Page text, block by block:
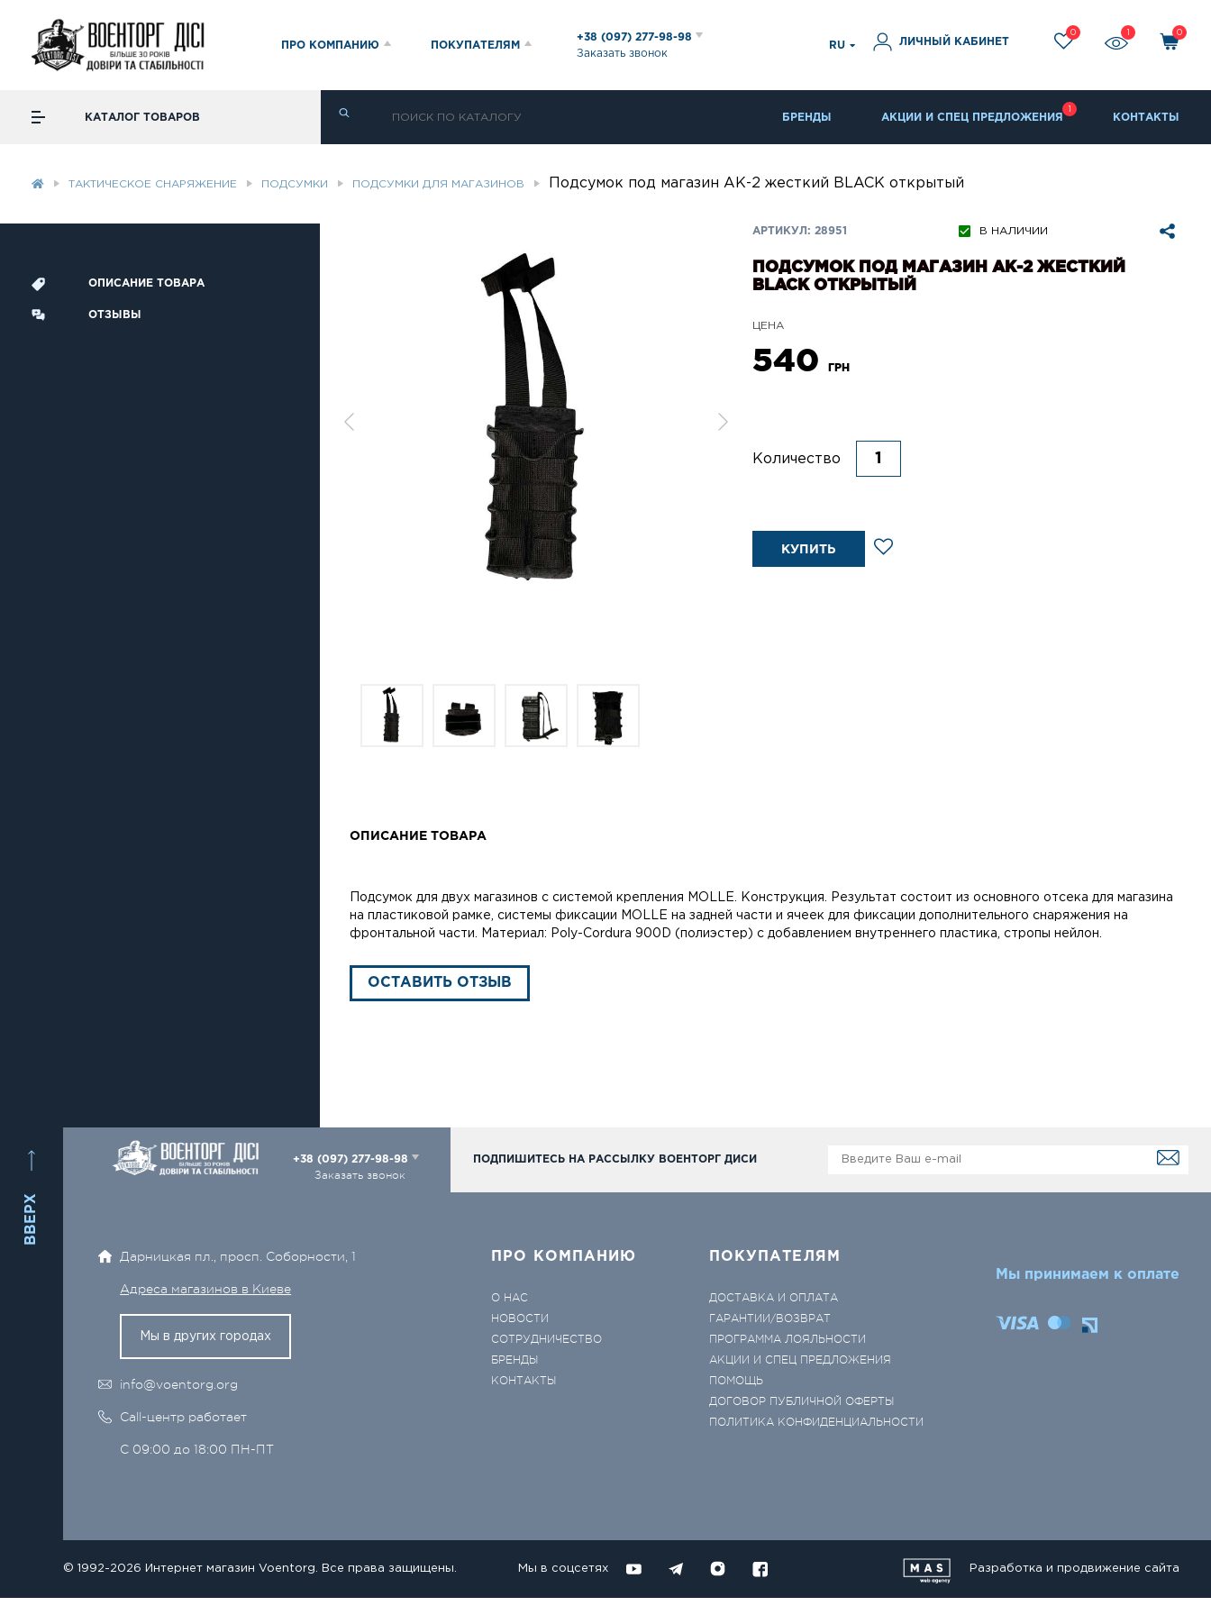
ПРО КОМПАНИЮ ПОКУПАТЕЛЯМ
+38 (097) 277-98-98
Заказать звонок
RU ЛИЧНЫЙ КАБИНЕТ
0 0
КАТАЛОГ ТОВАРОВ БРЕНДЫ АКЦИИ И СПЕЦ ПРЕДЛОЖЕНИЯ КОНТАКТЫ
ТАКТИЧЕСКОЕ СНАРЯЖЕНИЕ ПОДСУМКИ ПОДСУМКИ ДЛЯ МАГАЗИНОВ Подсумок под магазин АК-2 жесткий BLACK открытый
ОПИСАНИЕ ТОВАРА
ОТЗЫВЫ
АРТИКУЛ: 28951 В НАЛИЧИИ
ПОДСУМОК ПОД МАГАЗИН АК-2 ЖЕСТКИЙ
BLACK ОТКРЫТЫЙ
ЦЕНА
540 ГРН
Количество
КУПИТЬ
ОПИСАНИЕ ТОВАРА
Подсумок для двух магазинов с системой крепления MOLLE. Конструкция. Результат состоит из основного отсека для магазина
на пластиковой рамке, системы фиксации MOLLE на задней части и ячеек для фиксации дополнительного снаряжения на
фронтальной части. Материал: Poly-Cordura 900D (полиэстер) с добавлением внутреннего пластика, стропы нейлон.
ОСТАВИТЬ ОТЗЫВ
ВВЕРХ
+38 (097) 277-98-98
Заказать звонок
ПОДПИШИТЕСЬ НА РАССЫЛКУ ВОЕНТОРГ ДИСИ
Дарницкая пл., просп. Соборности, 1
Адреса магазинов в Киеве
Мы в других городах
info@voentorg.org
Call-центр работает
С 09:00 до 18:00 ПН-ПТ
ПРО КОМПАНИЮ
О НАС
НОВОСТИ
СОТРУДНИЧЕСТВО
БРЕНДЫ
КОНТАКТЫ
ПОКУПАТЕЛЯМ
ДОСТАВКА И ОПЛАТА
ГАРАНТИИ/ВОЗВРАТ
ПРОГРАММА ЛОЯЛЬНОСТИ
АКЦИИ И СПЕЦ ПРЕДЛОЖЕНИЯ
ПОМОЩЬ
ДОГОВОР ПУБЛИЧНОЙ ОФЕРТЫ
ПОЛИТИКА КОНФИДЕНЦИАЛЬНОСТИ
Мы принимаем к оплате
© 1992-2026 Интернет магазин Voentorg. Все права защищены. Мы в соцсетях Разработка и продвижение сайта